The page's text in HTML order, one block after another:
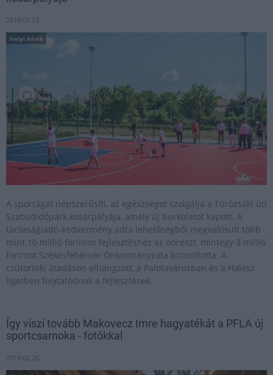
2019.07.13
Helyi hírek
A sportágat népszerűsíti, az egészséget szolgálja a Túrózsáki úti
Szabadidőpark kosárpályája, amely új burkolatot kapott. A
társaságiadó-kedvezmény adta lehetőségből megvalósult több
mint 10 millió forintos fejlesztéshez az önrészt, mintegy 3 millió
forintot Székesfehérvár Önkormányzata biztosította. A
csütörtöki átadáson elhangzott, a Palotavárosban és a Halesz
ligetben folytatódnak a fejlesztések.
Így viszi tovább Makovecz Imre hagyatékát a PFLA új
sportcsarnoka - fotókkal
2019.02.26